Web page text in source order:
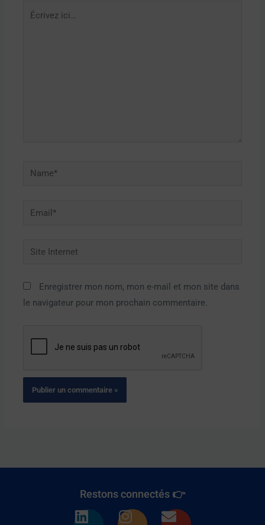
Écrivez
Name*
Email*
Site
Enregistrer mon nom, mon e-mail et mon site dans
le navigateur pour mon prochain commentaire.
Restons connectés 👉
E